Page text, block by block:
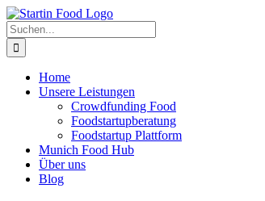
Zum
Inhalt
springen
Suche
nach:
Home
Unsere Leistungen
Crowdfunding Food
Foodstartupberatung
Foodstartup Plattform
Munich Food Hub
Über uns
Blog